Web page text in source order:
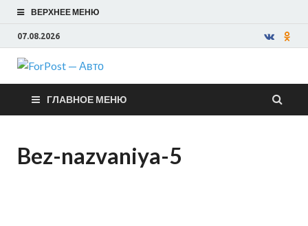
ВЕРХНЕЕ МЕНЮ
07.08.2026
ForPost —
Авто
ГЛАВНОЕ МЕНЮ
Bez-nazvaniya-5